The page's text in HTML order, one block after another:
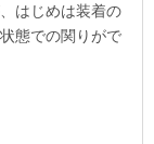
はじめは装着の
態での関りがで